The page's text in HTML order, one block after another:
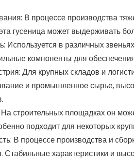
В процессе производства
гусеница может выдерживать
в различных
компоненты для
Для крупных складов и
и промышленное сырье,
строительных площадках он
подходит для некоторых
В процессе производства и
Стабильные характеристики и